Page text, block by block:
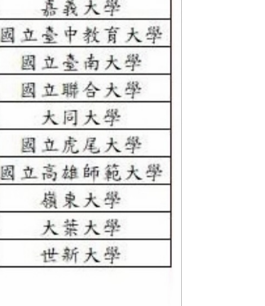
LINE 諮詢
點一下就能問我問題